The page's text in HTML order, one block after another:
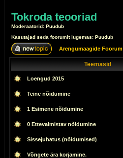
Tokroda teooriad
Moderaatorid: Puudub
Kasutajad seda foorumit lugemas: Puudub
Arengumaagide Foorum
Teemasid
Loengud 2015
Teine nõidumine
1 Esimene nõidumine
0 Ettevalmistav nõidumine
Sissejuhatus (nõidumised)
Võngete ära korjamine.